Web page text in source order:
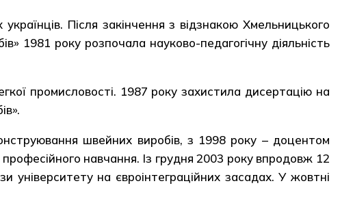
Після закінчення з відзнакою Хмельницького
1981 року розпочала науково-педагогічну діяльність
промисловості. 1987 року захистила дисертацію на
швейних виробів, з 1998 року – доцентом
навчання. Із грудня 2003 року впродовж 12
університету на євроінтеграційних засадах. У жовтні